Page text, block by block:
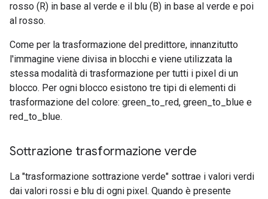
rosso (R) in base al verde e il blu (B) in base al verde e poi
al rosso.
Come per la trasformazione del predittore, innanzitutto
l'immagine viene divisa in blocchi e viene utilizzata la
stessa modalità di trasformazione per tutti i pixel di un
blocco. Per ogni blocco esistono tre tipi di elementi di
trasformazione del colore: green_to_red, green_to_blue e
red_to_blue.
Sottrazione trasformazione verde
La "trasformazione sottrazione verde" sottrae i valori verdi
dai valori rossi e blu di ogni pixel. Quando è presente